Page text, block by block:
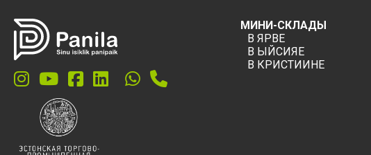
МИНИ-СКЛАДЫ
В ЯРВЕ
В ЫЙСИЯЕ
В КРИСТИИНЕ